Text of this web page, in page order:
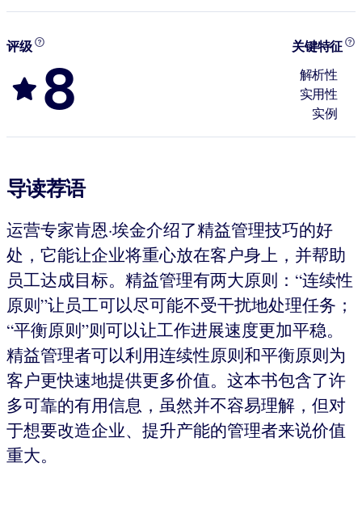
评级
8
关键特征
解析性
实用性
实例
导读荐语
运营专家肯恩·埃金介绍了精益管理技巧的好
处，它能让企业将重心放在客户身上，并帮助
员工达成目标。精益管理有两大原则：“连续性
原则”让员工可以尽可能不受干扰地处理任务；
“平衡原则”则可以让工作进展速度更加平稳。
精益管理者可以利用连续性原则和平衡原则为
客户更快速地提供更多价值。这本书包含了许
多可靠的有用信息，虽然并不容易理解，但对
于想要改造企业、提升产能的管理者来说价值
重大。